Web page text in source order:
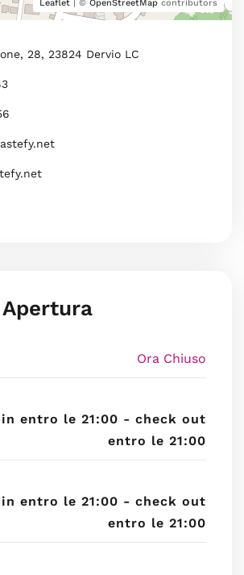
Leaflet | © OpenStreetMap contributors
28, 23824 Dervio LC
Ora Chiuso
entro le 21:00 - check out
entro le 21:00
entro le 21:00 - check out
entro le 21:00